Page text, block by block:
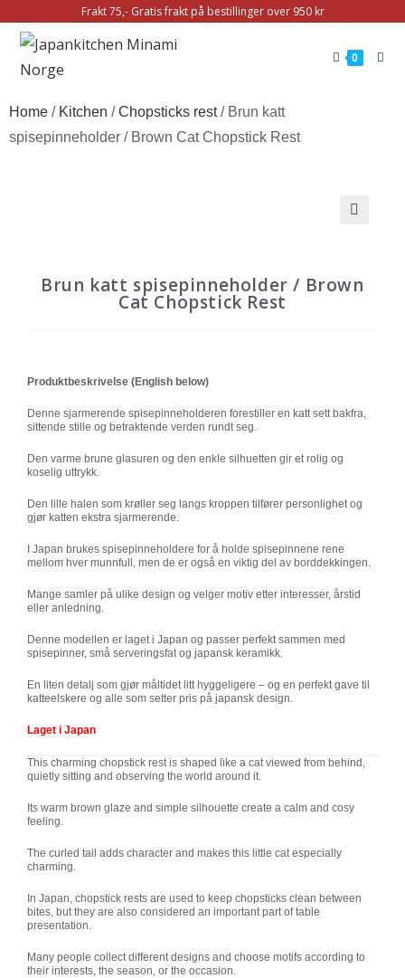
Frakt 75,- Gratis frakt på bestillinger over 950 kr
0
Home / Kitchen /Chopsticks rest/ Brun katt
spisepinneholder / Brown Cat Chopstick Rest
Brun katt spisepinneholder / Brown
Cat Chopstick Rest
Produktbeskrivelse (English below)
Denne sjarmerende spisepinneholderen forestiller en katt sett bakfra,
sittende stille og betraktende verden rundt seg.
Den varme brune glasuren og den enkle silhuetten gir et rolig og
koselig uttrykk.
Den lille halen som krøller seg langs kroppen tilfører personlighet og
gjør katten ekstra sjarmerende.
I Japan brukes spisepinneholdere for å holde spisepinnene rene
mellom hver munnfull, men de er også en viktig del av borddekkingen.
Mange samler på ulike design og velger motiv etter interesser, årstid
eller anledning.
Denne modellen er laget i Japan og passer perfekt sammen med
spisepinner, små serveringsfat og japansk keramikk.
En liten detalj som gjør måltidet litt hyggeligere – og en perfekt gave til
katteelskere og alle som setter pris på japansk design.
Laget i Japan
This charming chopstick rest is shaped like a cat viewed from behind,
quietly sitting and observing the world around it.
Its warm brown glaze and simple silhouette create a calm and cosy
feeling.
The curled tail adds character and makes this little cat especially
charming.
In Japan, chopstick rests are used to keep chopsticks clean between
bites, but they are also considered an important part of table
presentation.
Many people collect different designs and choose motifs according to
their interests, the season, or the occasion.